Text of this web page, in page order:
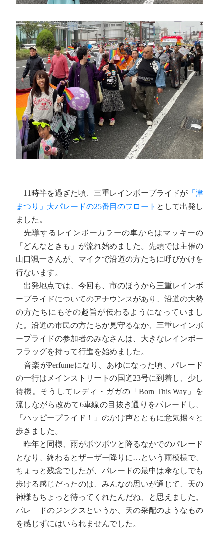
11時半を過ぎた頃、三重レインボープライドが 「津
まつり」大パレードの25番目のフロート として出発し
ました。
先導するレインボーカラーの車からはマッキーの
「どんなときも」が流れ始めました。先頭では主催の
山口颯一さんが、マイクで沿道の方たちに呼びかけを
行ないます。
出発地点では、今回も、市のほうから三重レインボ
ープライドについてのアナウンスがあり、沿道の大勢
の方たちにもその趣旨が伝わるようになっていまし
た。沿道の市民の方たちが見守るなか、三重レインボ
ープライドの参加者のみなさんは、大きなレインボー
フラッグを持って行進を始めました。
音楽がPerfumeになり、あゆになった頃、パレード
の一行はメインストリートの国道23号に到着し、少し
待機。そうしてレディ・ガガの「Born This Way」を
流しながら改めて6車線の目抜き通りをパレードし、
「ハッピープライド！」のかけ声とともに意気揚々と
歩きました。
昨年と同様、雨がポツポツと降るなかでのパレード
となり、終わるとザーザー降りに…という雨模様で、
ちょっと残念でしたが、パレードの最中は傘なしでも
歩ける感じだったのは、みんなの思いが通じて、天の
神様もちょっと待ってくれたんだね、と思えました。
パレードのジンクスというか、天の采配のようなもの
を感じずにはいられませんでした。